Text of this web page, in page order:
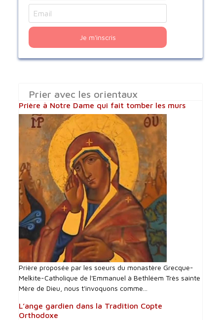
Je m'inscris
Prier avec les orientaux
Prière à Notre Dame qui fait tomber les murs
Prière proposée par les soeurs du monastère Grecque-
Melkite-Catholique de l'Emmanuel à Bethléem Très sainte
Mère de Dieu, nous t'invoquons comme...
L’ange gardien dans la Tradition Copte
Orthodoxe